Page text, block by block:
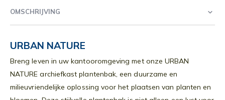
OMSCHRIJVING
URBAN NATURE
Breng leven in uw kantooromgeving met onze URBAN
NATURE archiefkast plantenbak, een duurzame en
milieuvriendelijke oplossing voor het plaatsen van planten en